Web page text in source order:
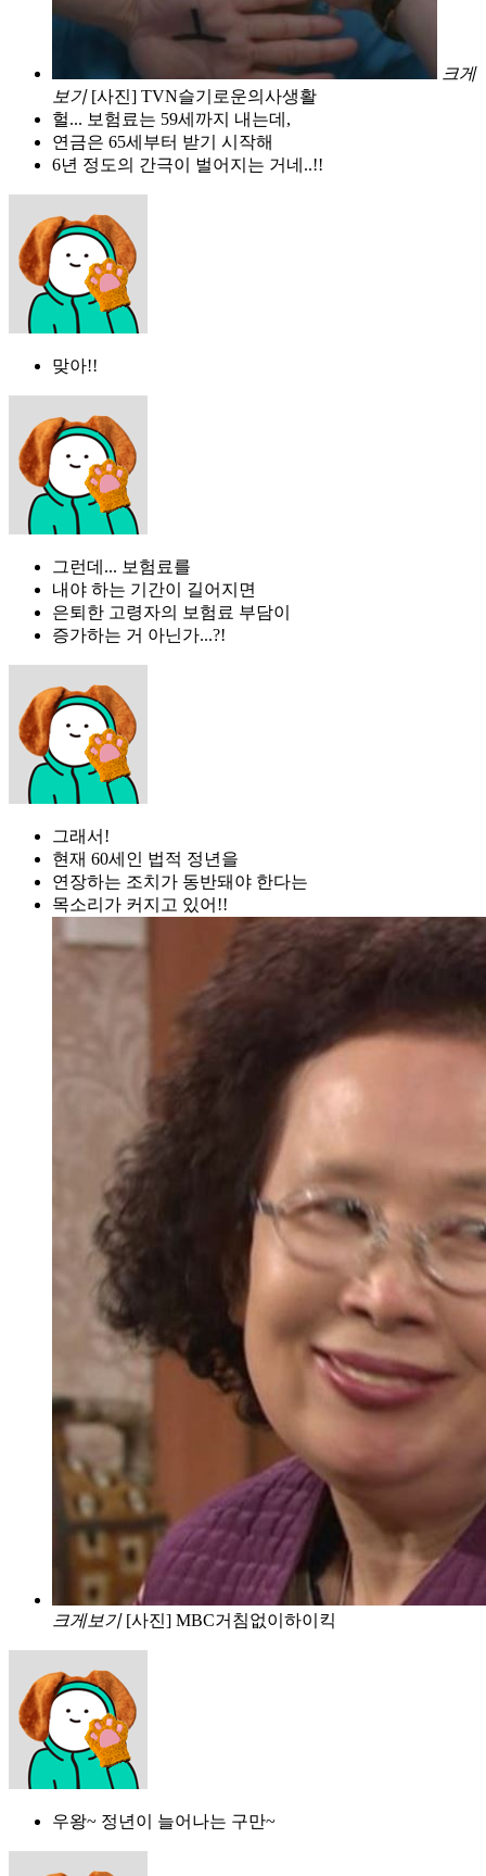
크게
보기 [사진] TVN슬기로운의사생활
헐... 보험료는 59세까지 내는데,
연금은 65세부터 받기 시작해
6년 정도의 간극이 벌어지는 거네..!!
맞아!!
그런데... 보험료를
내야 하는 기간이 길어지면
은퇴한 고령자의 보험료 부담이
증가하는 거 아닌가...?!
그래서!
현재 60세인 법적 정년을
연장하는 조치가 동반돼야 한다는
목소리가 커지고 있어!!
크게보기 [사진] MBC거침없이하이킥
우왕~ 정년이 늘어나는 구만~